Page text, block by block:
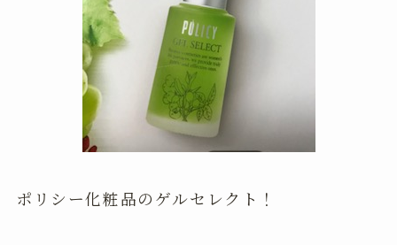
ポリシー化粧品のゲルセレクト！